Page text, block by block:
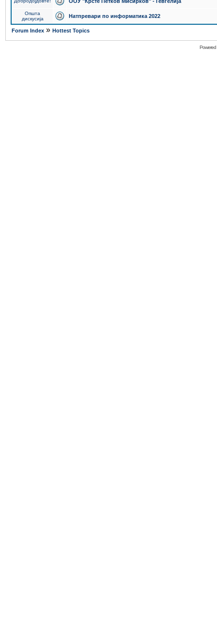
Општа
дискусија
Натпревари по информатика 2022
Forum Index » Hottest Topics